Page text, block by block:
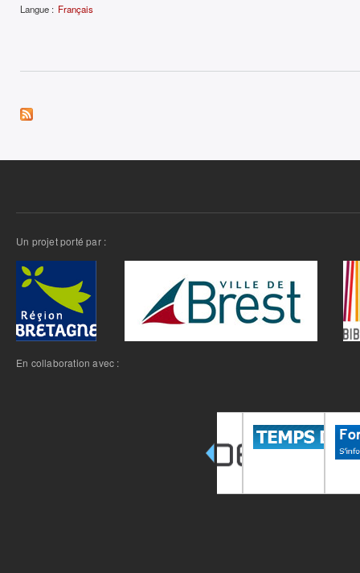
Langue : Français
Un projet porté par :
En collaboration avec :